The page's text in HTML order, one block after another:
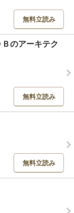
無料立読み
のアーキテク
無料立読み
無料立読み